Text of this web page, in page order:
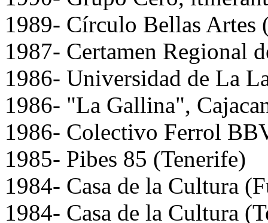
1989- Círculo Bellas Artes
1987- Certamen Regional
1986- Universidad de La
1986- "La Gallina",
1986- Colectivo Ferrol
1985- Pibes 85 (Tenerife)
1984- Casa de la Cultura
1984- Casa de la Cultura